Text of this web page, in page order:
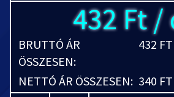
432 Ft /
BRUTTÓ ÁR
ÖSSZESEN:
432 FT
NETTÓ ÁR ÖSSZESEN: 340